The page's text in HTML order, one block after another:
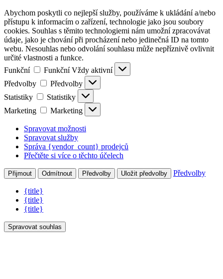
Abychom poskytli co nejlepší služby, používáme k ukládání a/nebo
přístupu k informacím o zařízení, technologie jako jsou soubory
cookies. Souhlas s těmito technologiemi nám umožní zpracovávat
údaje, jako je chování při procházení nebo jedinečná ID na tomto
webu. Nesouhlas nebo odvolání souhlasu může nepříznivě ovlivnit
určité vlastnosti a funkce.
Funkční
Funkční Vždy aktivní
Předvolby
Předvolby
Statistiky
Statistiky
Marketing
Marketing
Spravovat možnosti
Spravovat služby
Správa {vendor_count} prodejců
Přečtěte si více o těchto účelech
Přijmout Odmítnout Předvolby Uložit předvolby Předvolby
{title}
{title}
{title}
Spravovat souhlas